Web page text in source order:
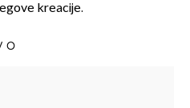
kreacije.